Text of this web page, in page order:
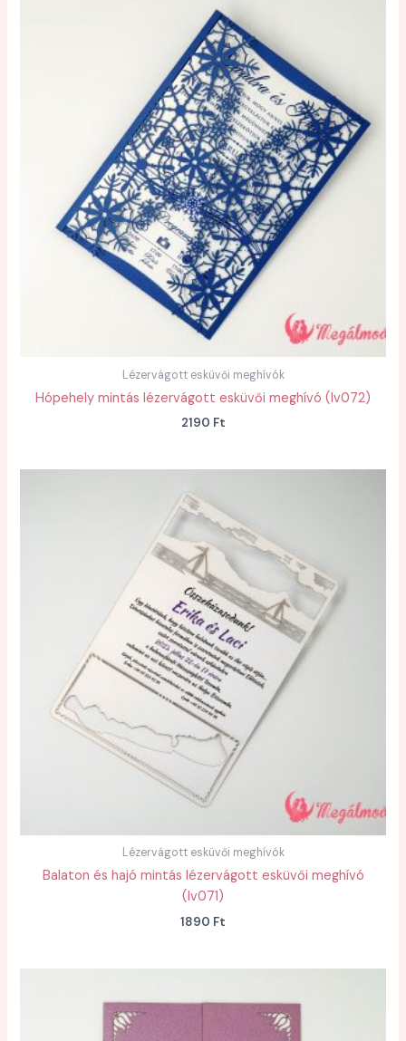
Lézervágott esküvői meghívók
Hópehely mintás lézervágott esküvői meghívó (lv072)
2190 Ft
Lézervágott esküvői meghívók
Balaton és hajó mintás lézervágott esküvői meghívó
(lv071)
1890 Ft